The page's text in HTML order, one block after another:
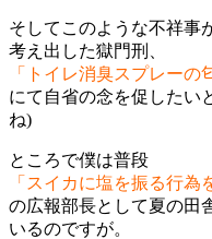
そしてこのような不祥事
考え出した獄門刑、
「トイレ消臭スプレーの
にて自省の念を促したい
ね)
ところで僕は普段
「スイカに塩を振る行為
の広報部長として夏の田
いるのですが。